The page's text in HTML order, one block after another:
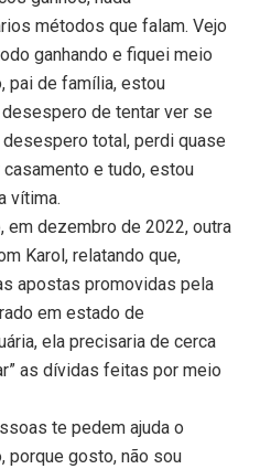
métodos que falam. Vejo
ganhando e fiquei meio
pai de família, estou
de tentar ver se
total, perdi quase
e tudo, estou
vítima.
em dezembro de 2022, outra
Karol, relatando que,
apostas promovidas pela
em estado de
ela precisaria de cerca
as dívidas feitas por meio
te pedem ajuda o
porque gosto, não sou